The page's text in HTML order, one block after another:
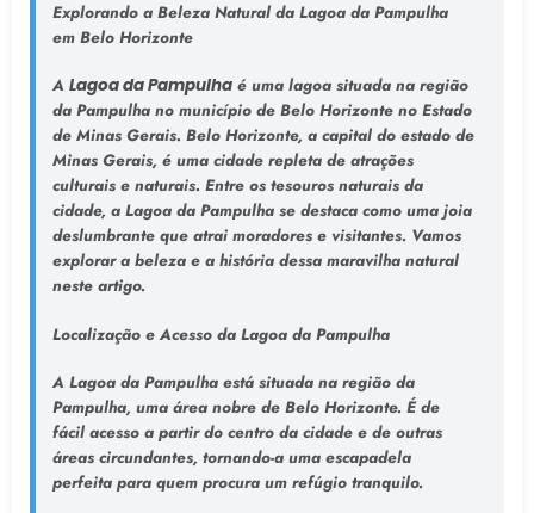
Explorando a Beleza Natural da Lagoa da Pampulha
em Belo Horizonte
A Lagoa da Pampulha é uma lagoa situada na região
da Pampulha no município de Belo Horizonte no Estado
de Minas Gerais. Belo Horizonte, a capital do estado de
Minas Gerais, é uma cidade repleta de atrações
culturais e naturais. Entre os tesouros naturais da
cidade, a Lagoa da Pampulha se destaca como uma joia
deslumbrante que atrai moradores e visitantes. Vamos
explorar a beleza e a história dessa maravilha natural
neste artigo.
Localização e Acesso da Lagoa da Pampulha
A Lagoa da Pampulha está situada na região da
Pampulha, uma área nobre de Belo Horizonte. É de
fácil acesso a partir do centro da cidade e de outras
áreas circundantes, tornando-a uma escapadela
perfeita para quem procura um refúgio tranquilo.